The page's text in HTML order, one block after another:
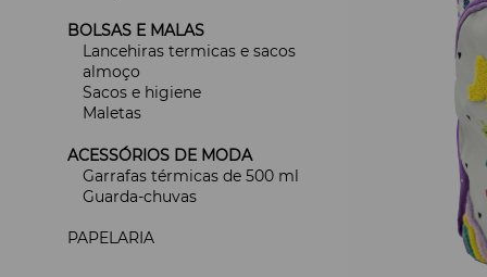
BOLSAS E MALAS
Lancehiras termicas e sacos
almoço
Sacos e higiene
Maletas
ACESSÓRIOS DE MODA
Garrafas térmicas de 500 ml
Guarda-chuvas
PAPELARIA